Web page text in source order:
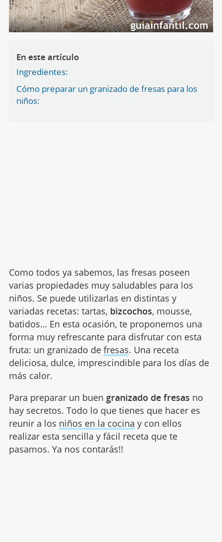
En este artículo
Ingredientes:
Cómo preparar un granizado de fresas para los
niños:
Como todos ya sabemos, las fresas poseen
varias propiedades muy saludables para los
niños. Se puede utilizarlas en distintas y
variadas recetas: tartas, bizcochos, mousse,
batidos… En esta ocasión, te proponemos una
forma muy refrescante para disfrutar con esta
fruta: un granizado de fresas. Una receta
deliciosa, dulce, imprescindible para los días de
más calor.
Para preparar un buen granizado de fresas no
hay secretos. Todo lo que tienes que hacer es
reunir a los niños en la cocina y con ellos
realizar esta sencilla y fácil receta que te
pasamos. Ya nos contarás!!